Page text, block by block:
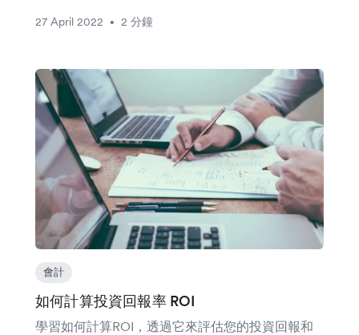
27 April 2022 • 2 分鐘
會計
如何計算投資回報率 ROI
學習如何計算ROI，透過它來評估您的投資回報和